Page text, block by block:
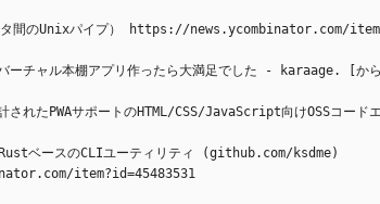
タ間のUnixパイプ） https://news.ycombinator.com/
バーチャル本棚アプリ作ったら大満足でした -
計されたPWAサポートのHTML/CSS/JavaScript向け
ベースのCLIユーティリティ (github.com/ksdme)
item?id=45483531